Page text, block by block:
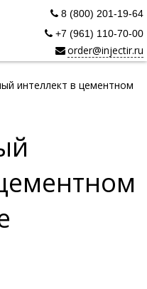
8 (800) 201-19-64
+7 (961) 110-70-00
order@injectir.ru
интеллект в цементном